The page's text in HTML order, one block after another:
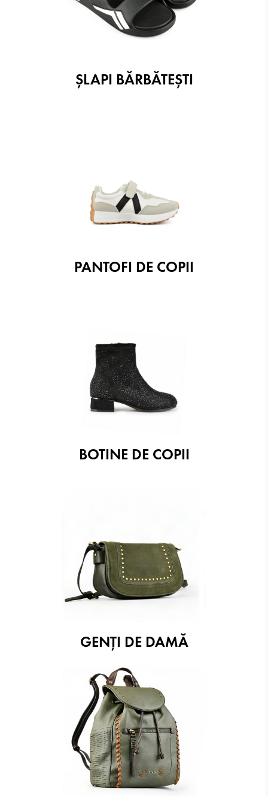
ŞLAPI BĂRBĂTEŞTI
PANTOFI DE COPII
BOTINE DE COPII
GENȚI DE DAMĂ